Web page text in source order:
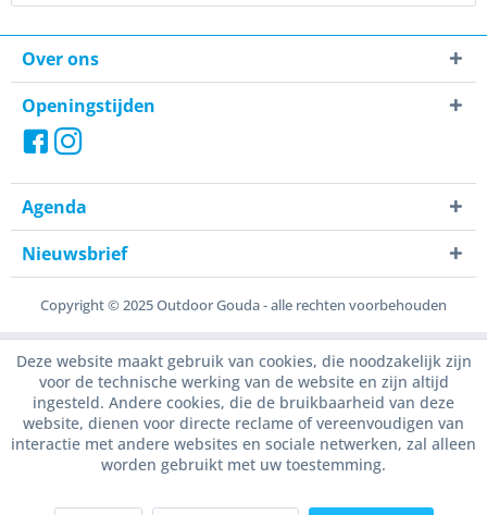
Over ons
Openingstijden
Agenda
Nieuwsbrief
Copyright © 2025 Outdoor Gouda - alle rechten voorbehouden
Deze website maakt gebruik van cookies, die noodzakelijk zijn
voor de technische werking van de website en zijn altijd
ingesteld. Andere cookies, die de bruikbaarheid van deze
website, dienen voor directe reclame of vereenvoudigen van
interactie met andere websites en sociale netwerken, zal alleen
worden gebruikt met uw toestemming.